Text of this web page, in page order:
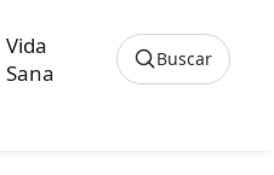
Vida
Sana
Buscar